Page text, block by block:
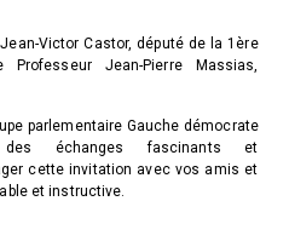
Victor Castor, député de la 1ère
Jean-Pierre Massias,
parlementaire Gauche démocrate
échanges fascinants et
cette invitation avec vos amis et
et instructive.